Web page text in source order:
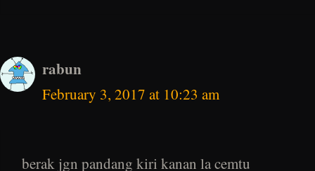
rabun
February 3, 2017 at 10:23 am
berak jgn pandang kiri kanan la cemtu